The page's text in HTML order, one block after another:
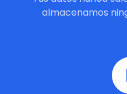
almacenamos